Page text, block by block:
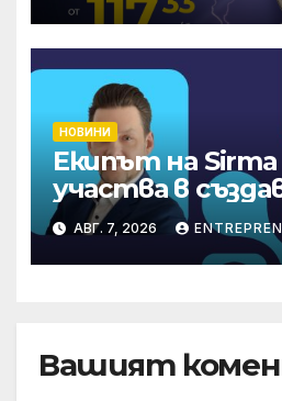
НОВИНИ
Екипът на
участва в
стандарти за
изкуствен
АВГ. 7, 2026
Вашият